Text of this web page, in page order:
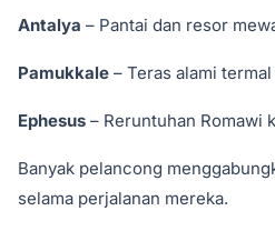
Antalya – Pantai dan resor
Pamukkale – Teras alami termal
Ephesus – Reruntuhan Romawi
Banyak pelancong
selama perjalanan mereka.